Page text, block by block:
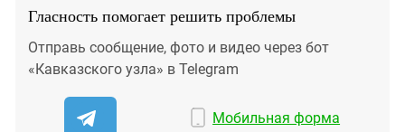
Гласность помогает решить проблемы
Отправь сообщение, фото и видео через бот
«Кавказского узла» в Telegram
Мобильная форма